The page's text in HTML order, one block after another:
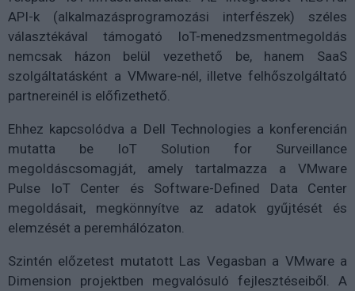
API-k (alkalmazásprogramozási interfészek) széles
választékával támogató IoT-menedzsmentmegoldás
nemcsak házon belül vezethető be, hanem SaaS
szolgáltatásként a VMware-nél, illetve felhőszolgáltató
partnereinél is előfizethető.
Ehhez kapcsolódva a Dell Technologies a konferencián
mutatta be IoT Solution for Surveillance
megoldáscsomagját, amely tartalmazza a VMware
Pulse IoT Center és Software-Defined Data Center
megoldásait, megkönnyítve az adatok gyűjtését és
elemzését a peremhálózaton.
Szintén előzetest mutatott Las Vegasban a VMware a
Dimension projektben megvalósuló fejlesztéseiből. A